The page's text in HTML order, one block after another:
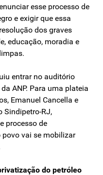
esse processo de
e exigir que essa
dos graves
educação, moradia e
entrar no auditório
ANP. Para uma plateia
Emanuel Cancella e
Sindipetro-RJ,
processo de
vai se mobilizar
do petróleo